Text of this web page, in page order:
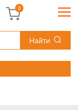
Найти
0